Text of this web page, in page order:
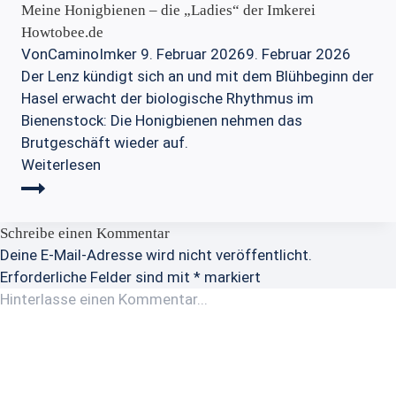
Meine Honigbienen – die „Ladies“ der Imkerei
Howtobee.de
VonCaminoImker 9. Februar 20269. Februar 2026
Der Lenz kündigt sich an und mit dem Blühbeginn der
Hasel erwacht der biologische Rhythmus im
Bienenstock: Die Honigbienen nehmen das
Brutgeschäft wieder auf.
Weiterlesen
die
„Ladies“
der
Imkerei
Schreibe einen Kommentar
Deine E-Mail-Adresse wird nicht veröffentlicht.
Erforderliche Felder sind mit * markiert